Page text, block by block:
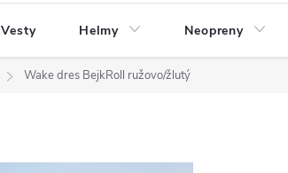
Vesty Helmy Neopreny
Wake dres BejkRoll ružovo/žlutý